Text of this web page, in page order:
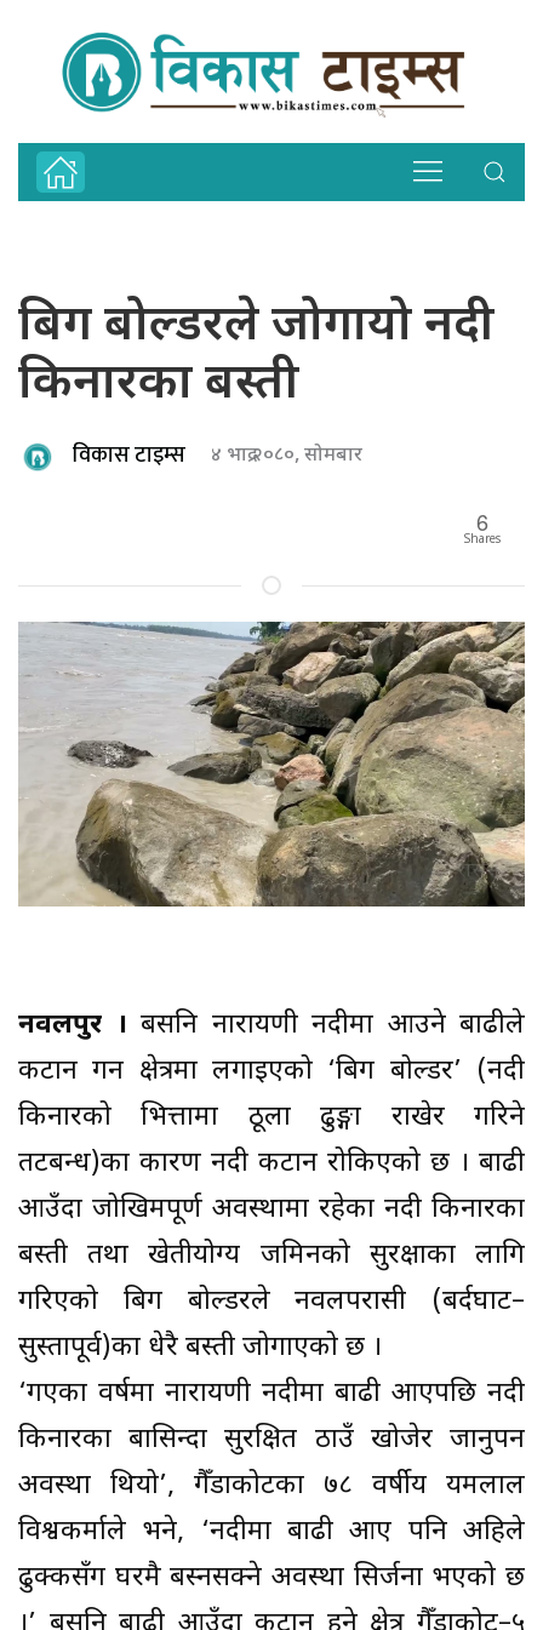
बिग बोल्डरले जोगायो नदी
किनारका बस्ती
विकास टाइम्स ४ भाद्र २०८०, सोमबार
6
Shares
नवलपुर । बर्सेनि नारायणी नदीमा आउने बाढीले
कटान गर्ने क्षेत्रमा लगाइएको ‘बिग बोल्डर’ (नदी
किनारको भित्तामा ठूला ढुङ्गा राखेर गरिने
तटबन्ध)का कारण नदी कटान रोकिएको छ । बाढी
आउँदा जोखिमपूर्ण अवस्थामा रहेका नदी किनारका
बस्ती तथा खेतीयोग्य जमिनको सुरक्षाका लागि
गरिएको बिग बोल्डरले नवलपरासी (बर्दघाट–
सुस्तापूर्व)का धेरै बस्ती जोगाएको छ ।
‘गएका वर्षमा नारायणी नदीमा बाढी आएपछि नदी
किनारका बासिन्दा सुरक्षित ठाउँ खोजेर जानुपर्ने
अवस्था थियो’, गैँडाकोटका ७८ वर्षीय यमलाल
विश्वकर्माले भने, ‘नदीमा बाढी आए पनि अहिले
ढुक्कसँग घरमै बस्नसक्ने अवस्था सिर्जना भएको छ